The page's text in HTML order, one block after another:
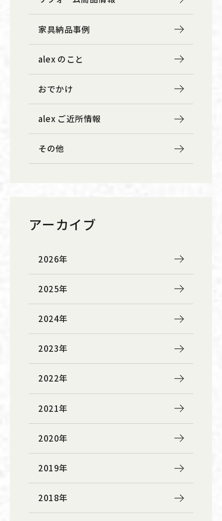
家具納品事例
alex のこと
おでかけ
alex ご近所情報
その他
アーカイブ
2026年
2025年
2024年
2023年
2022年
2021年
2020年
2019年
2018年